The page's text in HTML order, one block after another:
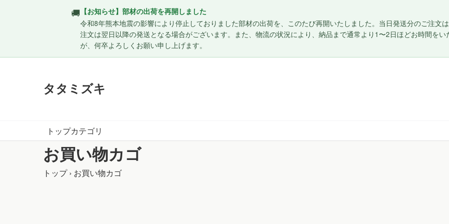
🚚 【お知らせ】部材の出荷を再開しました
令和8年熊本地震の影響により停止しておりました部材の出荷を、このたび再開いたしました。当日発送分のご注文
注文は翌日以降の発送となる場合がございます。また、物流の状況により、納品まで通常より1〜2日ほどお時間を
が、何卒よろしくお願い申し上げます。
タタミズキ
トップカテゴリ
お買い物カゴ
トップ › お買い物カゴ